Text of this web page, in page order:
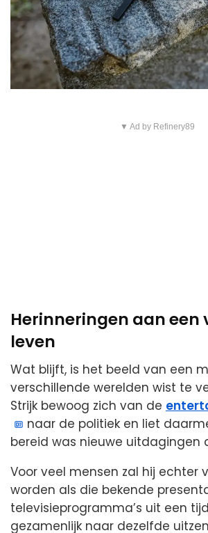
▼ Ad by Refinery89
Herinneringen aan een
leven
Wat blijft, is het beeld van een
verschillende werelden wist te
Strijk bewoog zich van de
naar de politiek en liet
bereid was nieuwe uitdagingen
Voor veel mensen zal hij echter
worden als die bekende
televisieprogramma’s uit een
gezamenlijk naar dezelfde